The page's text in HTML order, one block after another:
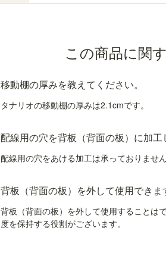
この商品に関
移動棚の厚みを教えてください。
タナリオの移動棚の厚みは2.1cmです。
配線用の穴を背板（背面の板）に加工
配線用の穴をあける加工は承っておりません
背板（背面の板）を外して使用できま
背板（背面の板）を外して使用することは
度を保持する役割がございます。